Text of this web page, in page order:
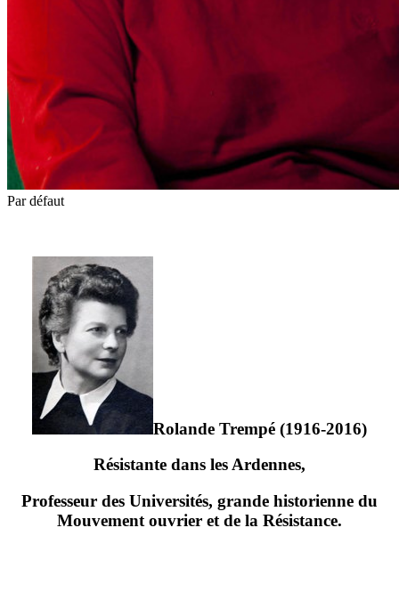
Par défaut
Rolande Trempé (1916-2016)
Résistante dans les Ardennes,
Professeur des Universités, grande historienne du
Mouvement ouvrier et de la Résistance.